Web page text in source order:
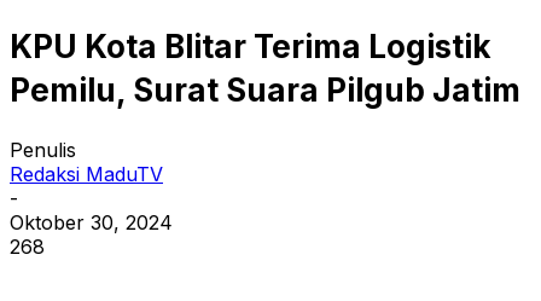
KPU Kota Blitar Terima Logistik
Pemilu, Surat Suara Pilgub Jatim
Penulis
Redaksi MaduTV
-
Oktober 30, 2024
268